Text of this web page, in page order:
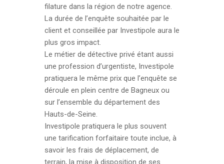
filature dans la région de notre agence.
La durée de l’enquête souhaitée par le
client et conseillée par Investipole aura le
plus gros impact.
Le métier de détective privé étant aussi
une profession d’urgentiste, Investipole
pratiquera le même prix que l’enquête se
déroule en plein centre de Bagneux ou
sur l’ensemble du département des
Hauts-de-Seine.
Investipole pratiquera le plus souvent
une tarification forfaitaire toute inclue, à
savoir les frais de déplacement, de
terrain, la mise à disposition de ses